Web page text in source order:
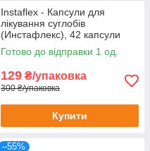
Instaflex - Капсули для
лікування суглобів
(Инстафлекс), 42 капсули
Готово до відправки 1 од.
129 ₴/упаковка
300 ₴/упаковка
Купити
–55%